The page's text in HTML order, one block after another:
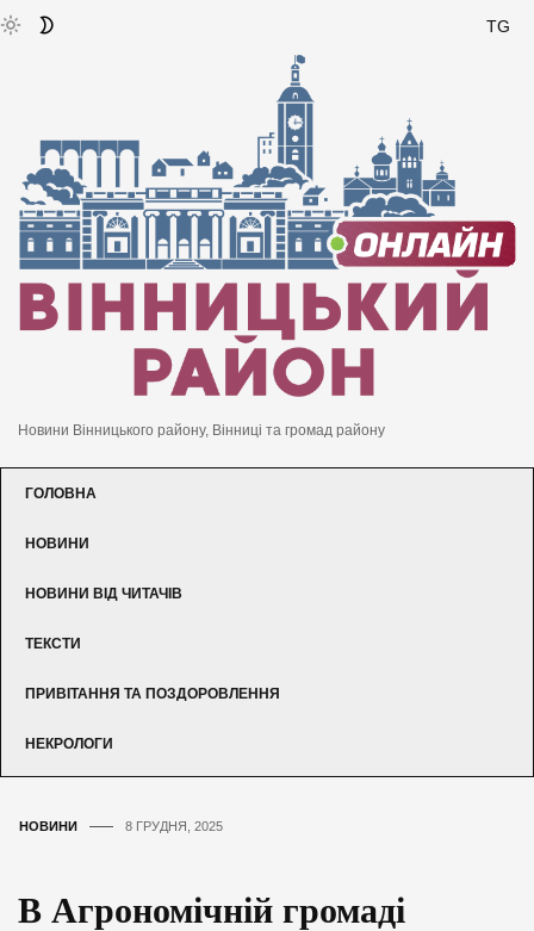
TG
Новини Вінницького району, Вінниці та громад району
ГОЛОВНА
НОВИНИ
НОВИНИ ВІД ЧИТАЧІВ
ТЕКСТИ
ПРИВІТАННЯ ТА ПОЗДОРОВЛЕННЯ
НЕКРОЛОГИ
НОВИНИ 8 ГРУДНЯ, 2025
В Агрономічній громаді